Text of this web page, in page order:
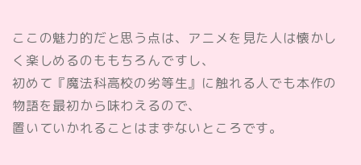
ここの魅力的だと思う点は、アニメを見た人は懐かし
く楽しめるのももちろんですし、
初めて『魔法科高校の劣等生』に触れる人でも本作の
物語を最初から味わえるので、
置いていかれることはまずないところです。